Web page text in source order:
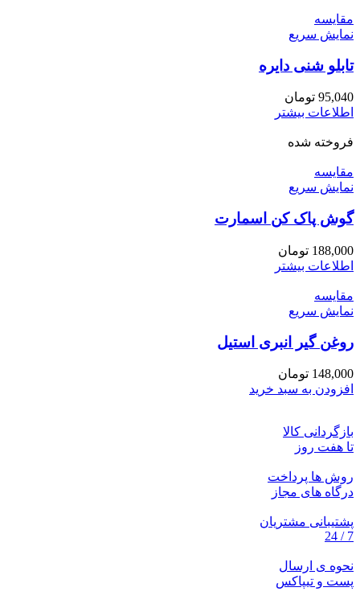
مقايسه
نمایش سریع
تابلو شنی دایره
95,040 تومان
اطلاعات بیشتر
فروخته شده
مقايسه
نمایش سریع
گوش پاک کن اسمارت
188,000 تومان
اطلاعات بیشتر
مقايسه
نمایش سریع
روغن گیر انبری استیل
148,000 تومان
افزودن به سبد خرید
بازگردانی کالا
تا هفت روز
روش ها پرداخت
درگاه های مجاز
پشتیبانی مشتریان
7 / 24
نحوه ی ارسال
پست و تیپاکس